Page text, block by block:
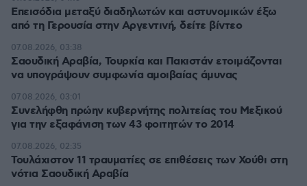
Επεισόδια μεταξύ διαδηλωτών και αστυνομικών έξω
από τη Γερουσία στην Αργεντινή, δείτε βίντεο
Σαουδική Αραβία, Τουρκία και Πακιστάν ετοιμάζονται
να υπογράψουν συμφωνία αμοιβαίας άμυνας
07.08.2026, 03:38
Συνελήφθη πρώην κυβερνήτης πολιτείας του Μεξικού
για την εξαφάνιση των 43 φοιτητών το 2014
07.08.2026, 03:01
Τουλάχιστον 11 τραυματίες σε επιθέσεις των Χούθι στη
νότια Σαουδική Αραβία
07.08.2026, 02:35